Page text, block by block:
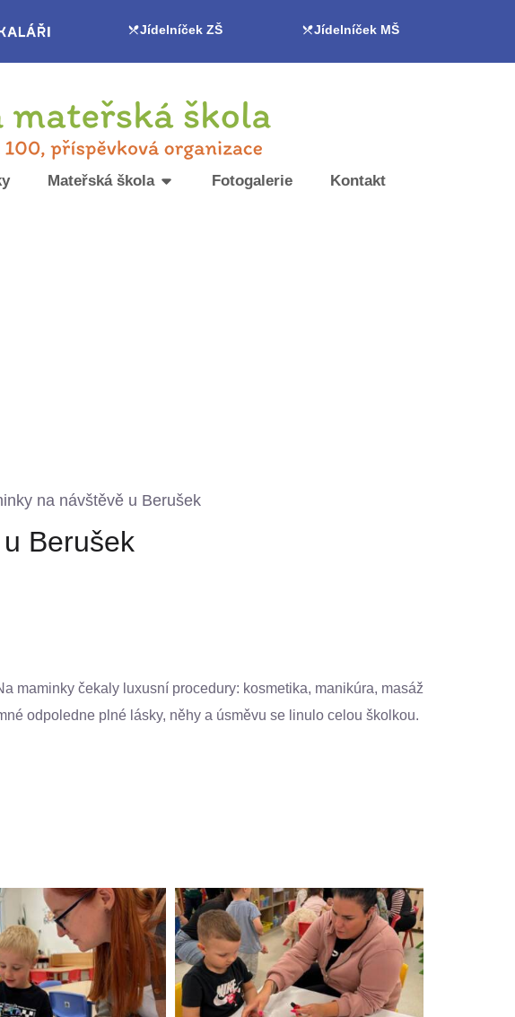
Jídelníček ZŠ Jídelníček MŠ
Mateřská škola Fotogalerie Kontakt
na návštěvě u Berušek
Berušek
maminky čekaly luxusní procedury: kosmetika, manikúra, masáž
odpoledne plné lásky, něhy a úsměvu se linulo celou školkou.